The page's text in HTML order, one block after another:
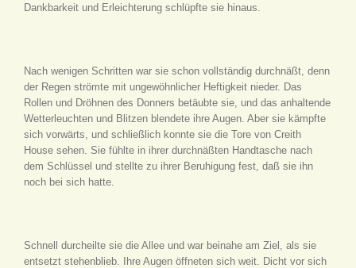
Dankbarkeit und Erleichterung schlüpfte sie hinaus.
Nach wenigen Schritten war sie schon vollständig durchnäßt, denn
der Regen strömte mit ungewöhnlicher Heftigkeit nieder. Das
Rollen und Dröhnen des Donners betäubte sie, und das anhaltende
Wetterleuchten und Blitzen blendete ihre Augen. Aber sie kämpfte
sich vorwärts, und schließlich konnte sie die Tore von Creith
House sehen. Sie fühlte in ihrer durchnäßten Handtasche nach
dem Schlüssel und stellte zu ihrer Beruhigung fest, daß sie ihn
noch bei sich hatte.
Schnell durcheilte sie die Allee und war beinahe am Ziel, als sie
entsetzt stehenblieb. Ihre Augen öffneten sich weit. Dicht vor sich